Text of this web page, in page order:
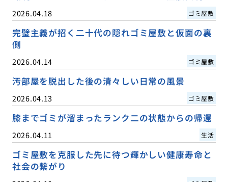
2026.04.18 ゴミ屋敷
完璧主義が招く二十代の隠れゴミ屋敷と仮面の裏
側
2026.04.14 ゴミ屋敷
汚部屋を脱出した後の清々しい日常の風景
2026.04.13 ゴミ屋敷
膝までゴミが溜まったランク二の状態からの帰還
2026.04.11 生活
ゴミ屋敷を克服した先に待つ輝かしい健康寿命と
社会の繋がり